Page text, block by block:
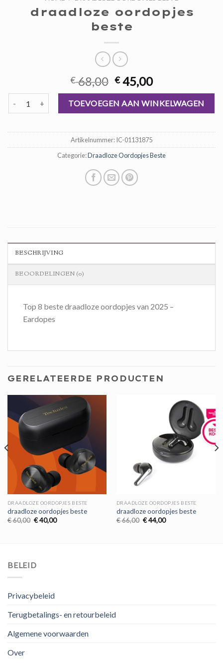
draadloze oordopjes
beste
€68,00 Oorspronkelijke
prijs
was:
€ 68,00.
€45,00Huidige
prijs
is:
€ 45,00.
draadloze oordopjes beste aantalTOEVOEGEN AAN WINKELWAGEN
Artikelnummer:IC-01131875
Categorie:Draadloze Oordopjes Beste
BESCHRIJVING
BEOORDELINGEN (0)
Top 8 beste draadloze oordopjes van 2025 –
Eardopes
GERELATEERDE PRODUCTEN
DRAADLOZE OORDOPJES BESTE
draadloze oordopjes beste
€60,00 Oorspronkelijke
€40,00Huidige
DRAADLOZE OORDOPJES BESTE
draadloze oordopjes beste
€66,00 Oorspronkelijke
€44,00Huidige
BELEID
Privacybeleid
Terugbetalings- en retourbeleid
Algemene voorwaarden
Over